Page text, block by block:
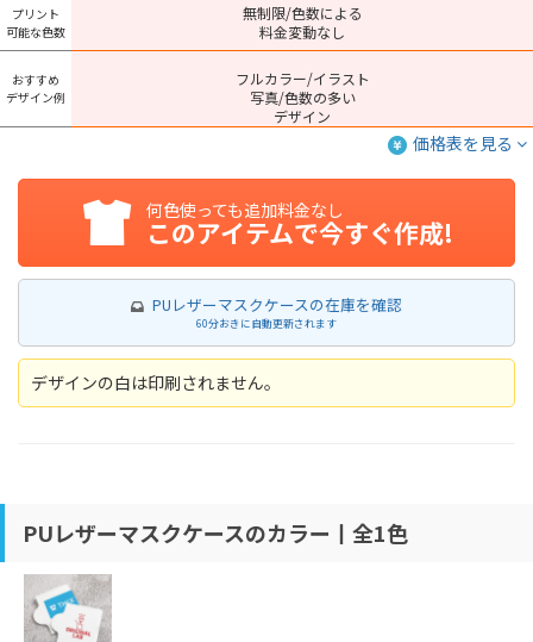
プリント
可能な色数
無制限/色数による
料金変動なし
おすすめ
デザイン例
フルカラー/イラスト
写真/色数の多い
デザイン
価格表を見る
何色使っても追加料金なし
このアイテムで今すぐ作成!
PUレザーマスクケースの在庫を確認
60分おきに自動更新されます
デザインの白は印刷されません。
PUレザーマスクケースのカラー丨全1色